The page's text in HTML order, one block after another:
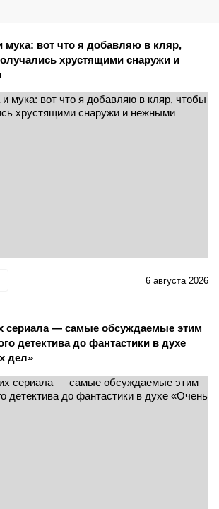
мука: вот что я добавляю в кляр,
хрустящими снаружи и
6 августа 2026
сериала — самые обсуждаемые этим
детектива до фантастики в духе
дел»